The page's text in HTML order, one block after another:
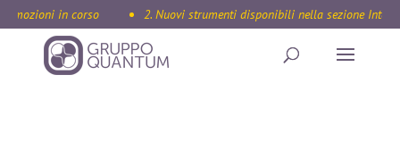
in corso 2. Nuovi strumenti disponibili nella sezione